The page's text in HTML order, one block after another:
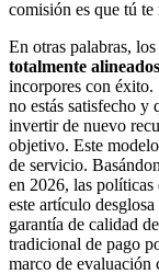
comisión es que tú
En otras palabras,
totalmente alineados
incorpores con éxito.
no estás satisfecho y
invertir de nuevo
objetivo. Este
de servicio.
en 2026, las políticas
este artículo
garantía de calidad
tradicional de pago
marco de evaluación